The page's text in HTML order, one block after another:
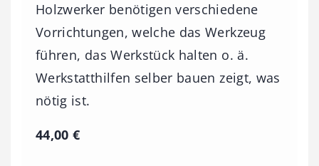
Holzwerker benötigen verschiedene
Vorrichtungen, welche das Werkzeug
führen, das Werkstück halten o. ä.
Werkstatthilfen selber bauen zeigt, was
nötig ist.
44,00€